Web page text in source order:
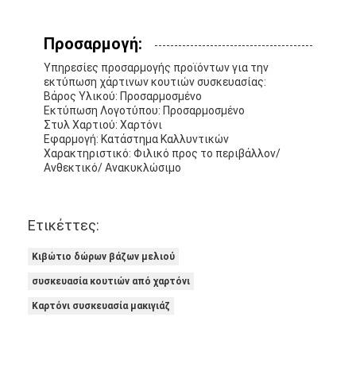
Προσαρμογή:
Υπηρεσίες προσαρμογής προϊόντων για την
εκτύπωση χάρτινων κουτιών συσκευασίας:
Βάρος Υλικού: Προσαρμοσμένο
Εκτύπωση Λογοτύπου: Προσαρμοσμένο
Στυλ Χαρτιού: Χαρτόνι
Εφαρμογή: Κατάστημα Καλλυντικών
Χαρακτηριστικό: Φιλικό προς το περιβάλλον/
Ανθεκτικό/ Ανακυκλώσιμο
Ετικέττες:
Κιβώτιο δώρων βάζων μελιού
συσκευασία κουτιών από χαρτόνι
Καρτόνι συσκευασία μακιγιάζ